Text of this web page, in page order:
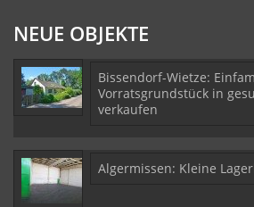
NEUE OBJEKTE
Bissendorf-Wietze:
Vorratsgrundstück in
verkaufen
Algermissen: Kleine